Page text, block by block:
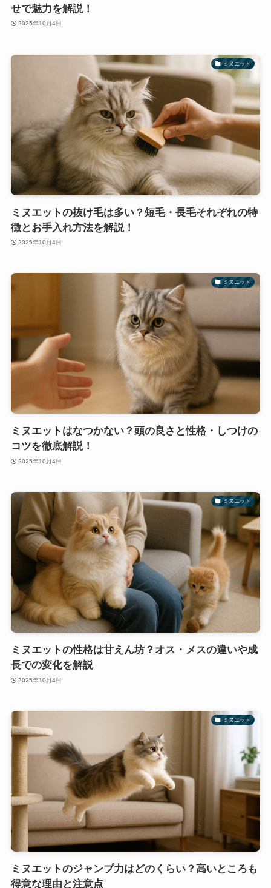
せで魅力を解説！
2025年10月4日
ミヌエット
ミヌエットの抜け毛は多い？短毛・長毛それぞれの特
徴とお手入れ方法を解説！
2025年10月4日
ミヌエット
ミヌエットはなつかない？頭の良さと性格・しつけの
コツを徹底解説！
2025年10月4日
ミヌエット
ミヌエットの性格は甘えん坊？オス・メスの違いや成
長での変化を解説
2025年10月4日
ミヌエット
ミヌエットのジャンプ力はどのくらい？高いところも
得意な理由と注意点